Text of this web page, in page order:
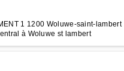
1 1200 Woluwe-saint-lambert
à Woluwe st lambert